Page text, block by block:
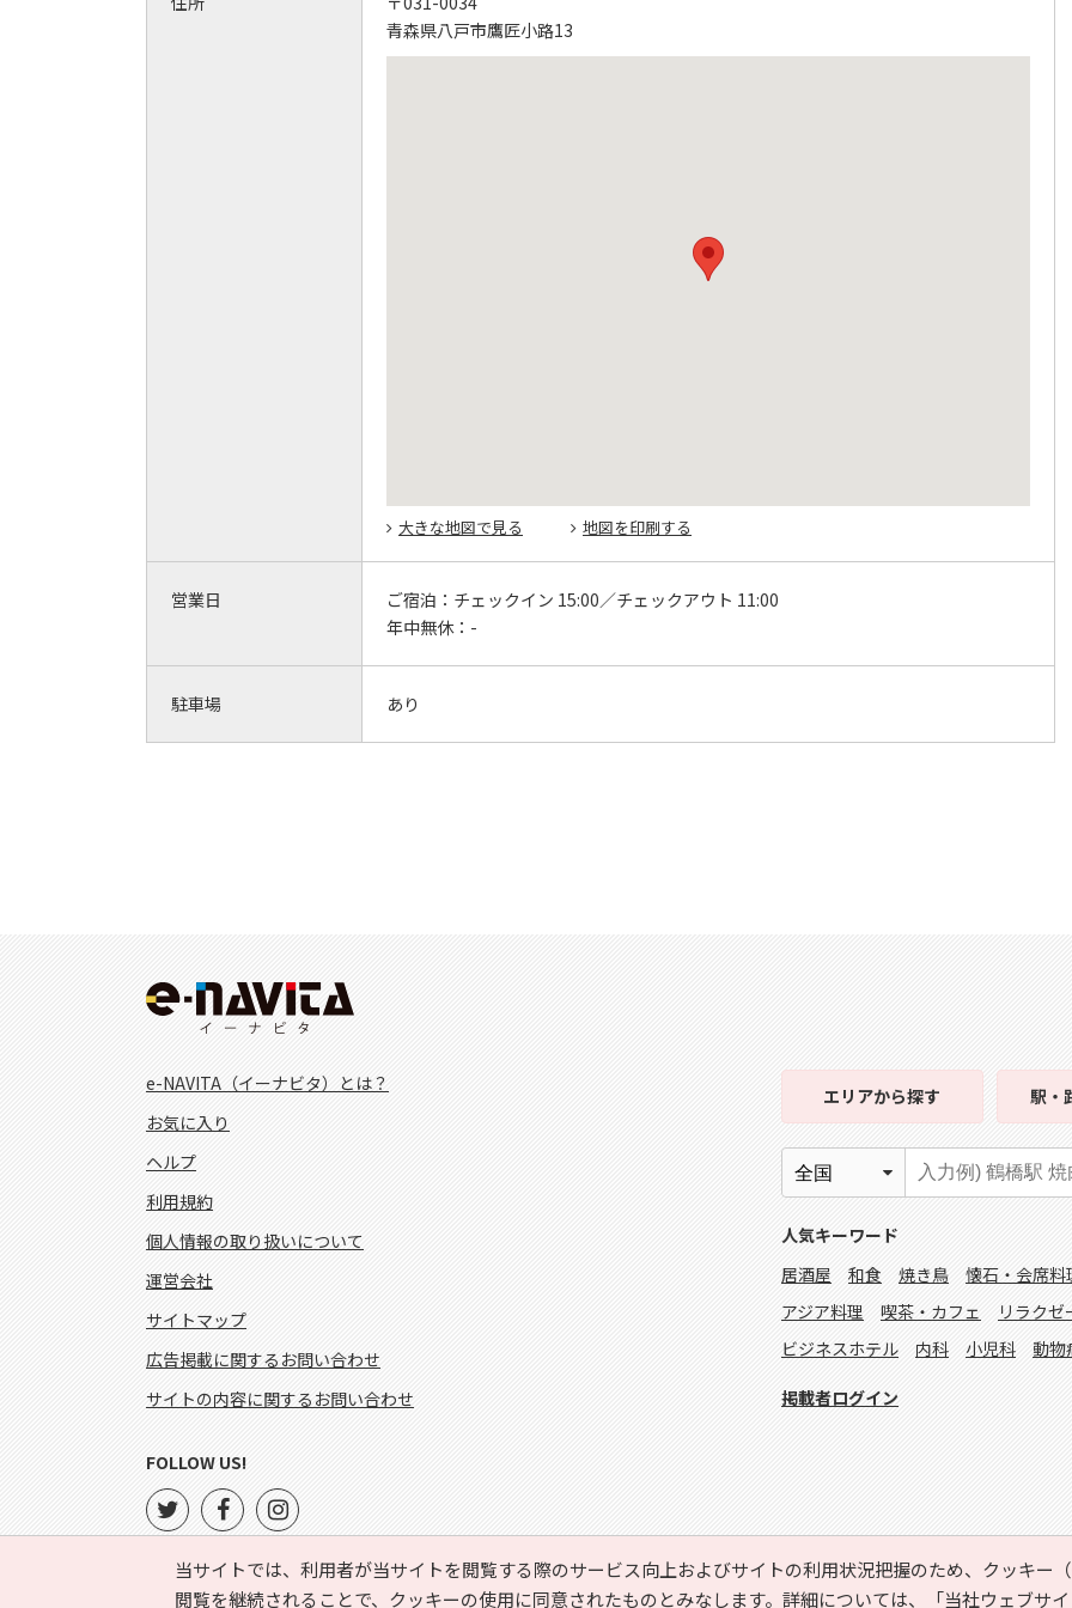
青森県八戸市鷹匠小路13
大きな地図で見る 地図を印刷する
営業日 ご宿泊： チェックイン 15:00／チェックアウト 11:00
年中無休： -
駐車場 あり
当サイトでは、利用者が当サイトを閲覧する際のサービス向上およびサイトの利用状況把握のため、クッキー
閲覧を継続されることで、クッキーの使用に同意されたものとみなします。詳細については、
「当社ウェブサ
e-NAVITA（イーナビタ）とは？
お気に入り
ヘルプ
利用規約
個人情報の取り扱いについて
運営会社
サイトマップ
広告掲載に関するお問い合わせ
サイトの内容に関するお問い合わせ
エリアから探す 駅・
人気キーワード
居酒屋
和食 焼き鳥 懐石・会席料
アジア料理
喫茶・カフェ リラクゼ
ビジネスホテル
内科 小児科 動物
掲載者ログイン
FOLLOW US!
Copyright © HYOJITO.Co.,Ltd. All Rights Reserved.